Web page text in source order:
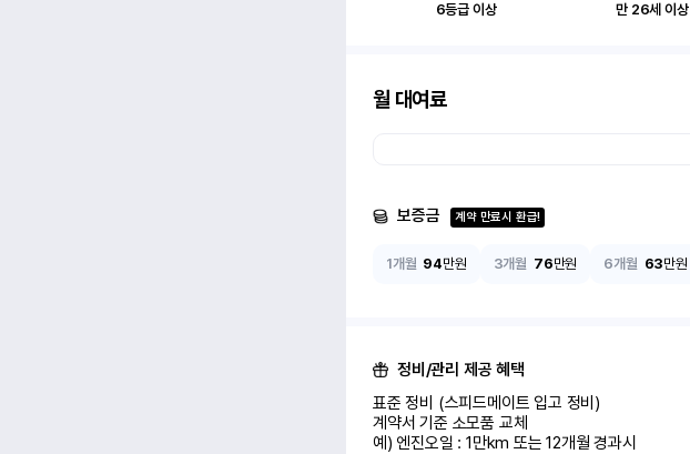
6등급 이상 만 26세 이상
월 대여료
보증금 계약 만료시 환급!
1개월 94만원 3개월 76만원 6개월 63만원
정비/관리 제공 혜택
표준 정비 (스피드메이트 입고 정비)
계약서 기준 소모품 교체
예) 엔진오일 : 1만km 또는 12개월 경과시